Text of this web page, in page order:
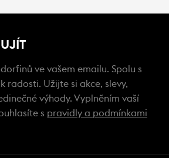
ve vašem emailu. Spolu s
radosti. Užijte si akce, slevy,
výhody. Vyplněním vaší
s pravidly a podmínkami